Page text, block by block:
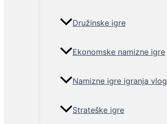
Družinske igre
Ekonomske namizne igre
Namizne igre igranja vlog
Strateške igre